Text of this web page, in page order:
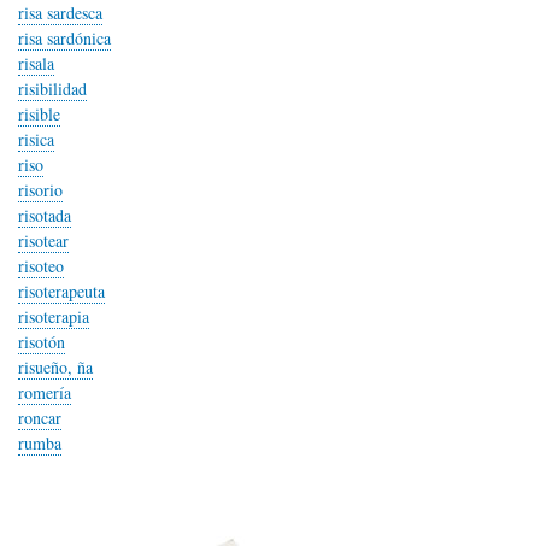
risa sardesca
risa sardónica
risala
risibilidad
risible
risica
riso
risorio
risotada
risotear
risoteo
risoterapeuta
risoterapia
risotón
risueño, ña
romería
roncar
rumba